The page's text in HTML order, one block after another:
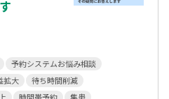
予約システムお悩み相談
拡大
待ち時間削減